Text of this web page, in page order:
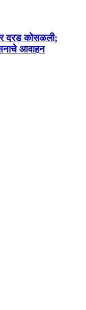
दरड कोसळली;
आवाहन